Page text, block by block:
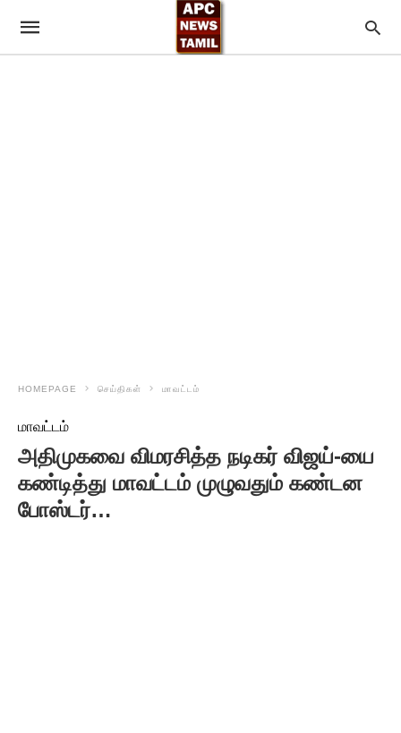
HOMEPAGE செய்திகள் மாவட்டம்
மாவட்டம்
அதிமுகவை விமரசித்த நடிகர் விஜய்-யை
கண்டித்து மாவட்டம் முழுவதும் கண்டன
போஸ்டர்…